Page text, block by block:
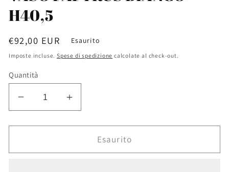
H40,5
Prezzo
di
€92,00 EUR Esaurito
Imposte incluse. Spese di spedizione calcolate al check-out.
Quantità
Diminuisci
quantità
per
PAPYRUS
Aumenta
quantità
per
PAPYRUS
Esaurito